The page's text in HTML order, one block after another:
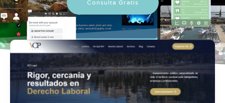
Consulta Gratis